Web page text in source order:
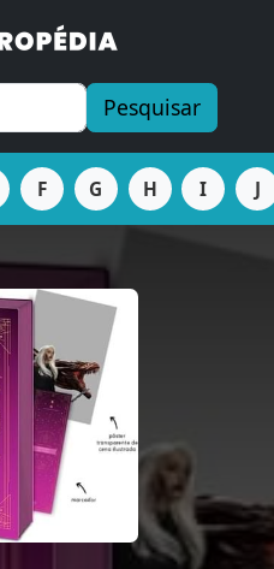
Pesquisar
F G H I J